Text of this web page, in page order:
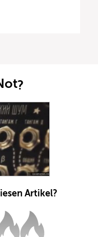
?
Artikel?